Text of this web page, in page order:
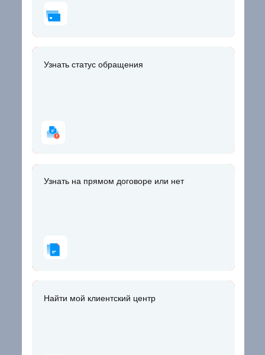
Найти мой клиентский центр
Найти мой клиентский центр
Узнать статус обращения
Узнать статус обращения
Узнать на прямом договоре или нет
Узнать на прямом договоре или нет